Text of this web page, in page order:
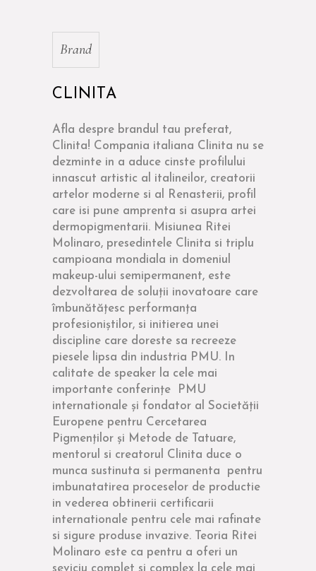
Brand
CLINITA
Afla despre brandul tau preferat,
Clinita! Compania italiana Clinita nu se
dezminte in a aduce cinste profilului
innascut artistic al italineilor, creatorii
artelor moderne si al Renasterii, profil
care isi pune amprenta si asupra artei
dermopigmentarii. Misiunea Ritei
Molinaro, presedintele Clinita si triplu
campioana mondiala in domeniul
makeup-ului semipermanent, este
dezvoltarea de soluții inovatoare care
îmbunătățesc performanța
profesioniștilor, si initierea unei
discipline care doreste sa recreeze
piesele lipsa din industria PMU. In
calitate de speaker la cele mai
importante conferințe PMU
internationale și fondator al Societății
Europene pentru Cercetarea
Pigmenților și Metode de Tatuare,
mentorul si creatorul Clinita duce o
munca sustinuta si permanenta pentru
imbunatatirea proceselor de productie
in vederea obtinerii certificarii
internationale pentru cele mai rafinate
si sigure produse invazive. Teoria Ritei
Molinaro este ca pentru a oferi un